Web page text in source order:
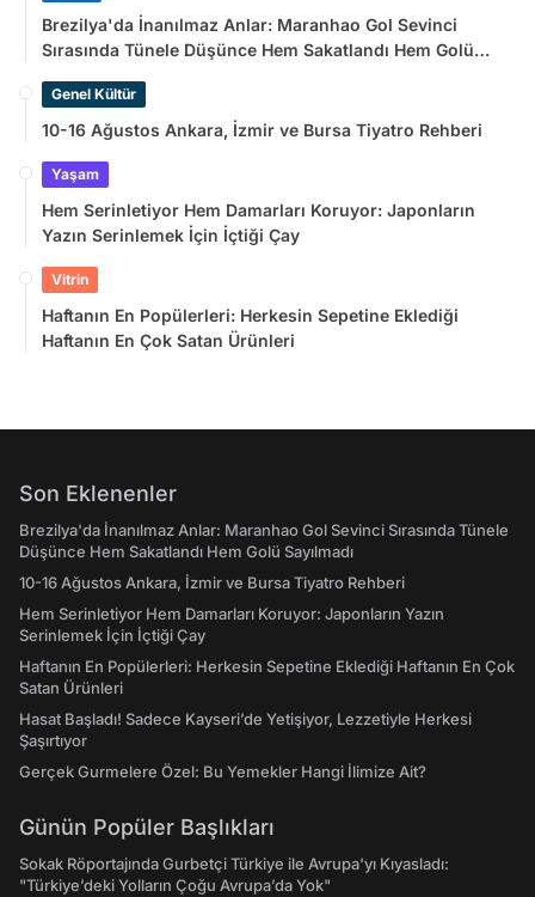
Brezilya'da İnanılmaz Anlar: Maranhao Gol Sevinci
Sırasında Tünele Düşünce Hem Sakatlandı Hem Golü
Genel Kültür
10-16 Ağustos Ankara, İzmir ve Bursa Tiyatro Rehberi
Yaşam
Hem Serinletiyor Hem Damarları Koruyor: Japonların
Yazın Serinlemek İçin İçtiği Çay
Vitrin
Haftanın En Popülerleri: Herkesin Sepetine Eklediği
Haftanın En Çok Satan Ürünleri
Son Eklenenler
Brezilya'da İnanılmaz Anlar: Maranhao Gol Sevinci Sırasında Tünele
Düşünce Hem Sakatlandı Hem Golü Sayılmadı
10-16 Ağustos Ankara, İzmir ve Bursa Tiyatro Rehberi
Hem Serinletiyor Hem Damarları Koruyor: Japonların Yazın
Serinlemek İçin İçtiği Çay
Haftanın En Popülerleri: Herkesin Sepetine Eklediği Haftanın En Çok
Satan Ürünleri
Hasat Başladı! Sadece Kayseri’de Yetişiyor, Lezzetiyle Herkesi
Şaşırtıyor
Gerçek Gurmelere Özel: Bu Yemekler Hangi İlimize Ait?
Günün Popüler Başlıkları
Sokak Röportajında Gurbetçi Türkiye ile Avrupa'yı Kıyasladı:
"Türkiye’deki Yolların Çoğu Avrupa’da Yok"